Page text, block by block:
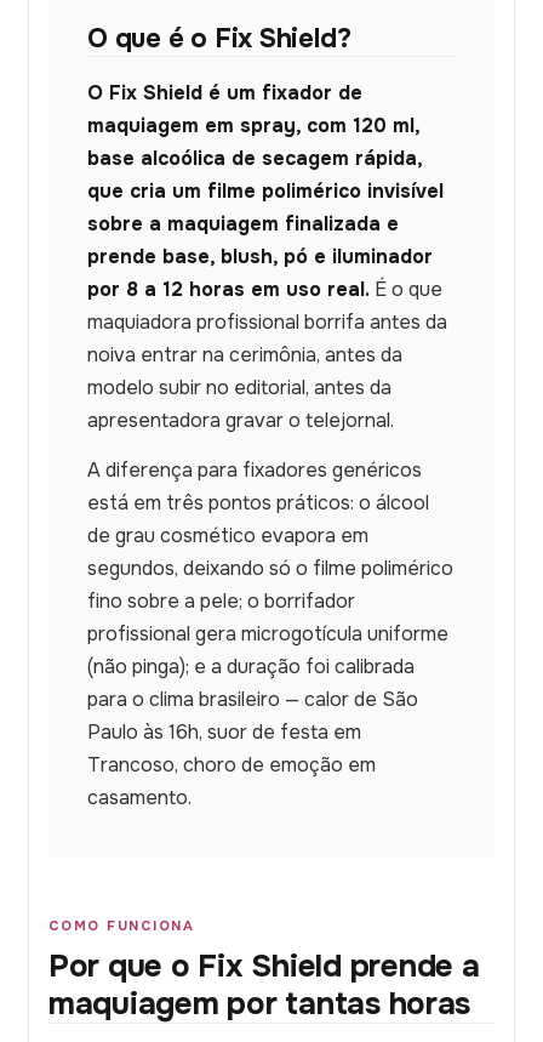
O que é o Fix Shield?
O Fix Shield é um fixador de
maquiagem em spray, com 120 ml,
base alcoólica de secagem rápida,
que cria um filme polimérico invisível
sobre a maquiagem finalizada e
prende base, blush, pó e iluminador
por 8 a 12 horas em uso real. É o que
maquiadora profissional borrifa antes da
noiva entrar na cerimônia, antes da
modelo subir no editorial, antes da
apresentadora gravar o telejornal.
A diferença para fixadores genéricos
está em três pontos práticos: o álcool
de grau cosmético evapora em
segundos, deixando só o filme polimérico
fino sobre a pele; o borrifador
profissional gera microgotícula uniforme
(não pinga); e a duração foi calibrada
para o clima brasileiro — calor de São
Paulo às 16h, suor de festa em
Trancoso, choro de emoção em
casamento.
COMO FUNCIONA
Por que o Fix Shield prende a
maquiagem por tantas horas